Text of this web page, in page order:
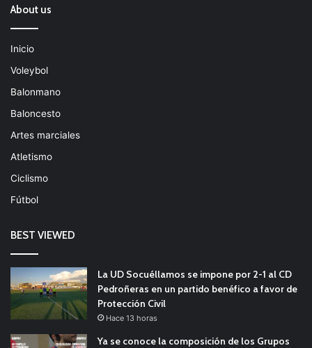
About us
Inicio
Voleybol
Balonmano
Baloncesto
Artes marciales
Atletismo
Ciclismo
Fútbol
BEST VIEWED
La UD Socuéllamos se impone por 2-1 al CD
Pedroñeras en un partido benéfico a favor de
Protección Civil
Hace 13 horas
Ya se conoce la composición de los Grupos